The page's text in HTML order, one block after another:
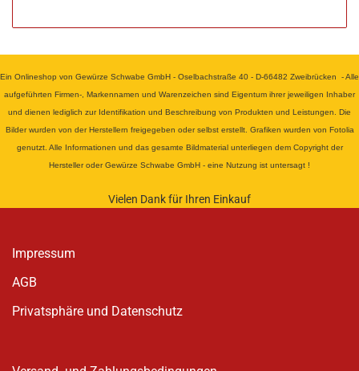
Ein Onlineshop von Gewürze Schwabe GmbH - Oselbachstraße 40 - D-66482 Zweibrücken - Alle
aufgeführten Firmen-, Markennamen und Warenzeichen sind Eigentum ihrer jeweiligen Inhaber
und dienen lediglich zur Identifikation und Beschreibung von Produkten und Leistungen. Die
Bilder wurden von der Herstellern freigegeben oder selbst erstellt. Grafiken wurden von Fotolia
genutzt. Alle Informationen und das gesamte Bildmaterial unterliegen dem Copyright der
Hersteller oder Gewürze Schwabe GmbH - eine Nutzung ist untersagt !
Vielen Dank für Ihren Einkauf
Impressum
AGB
Privatsphäre und Datenschutz